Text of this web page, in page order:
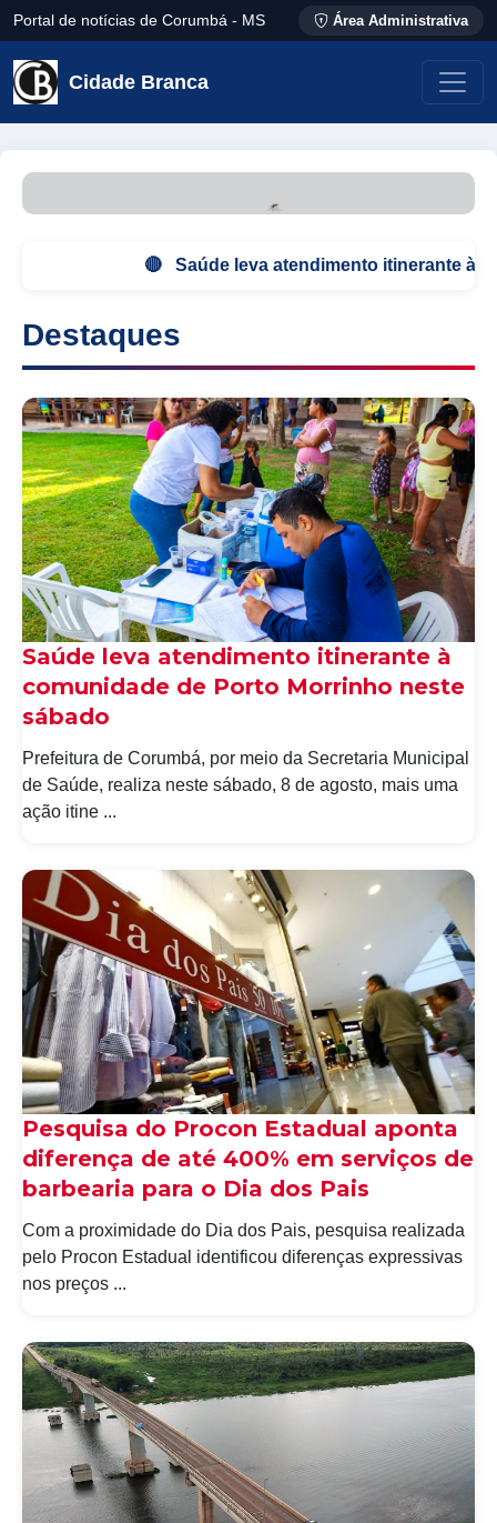
Portal de notícias de Corumbá - MS Área Administrativa
Cidade Branca
🔴 Saúde leva atendimento itinerante à
Destaques
Saúde leva atendimento itinerante à
comunidade de Porto Morrinho neste
sábado
Prefeitura de Corumbá, por meio da Secretaria Municipal
de Saúde, realiza neste sábado, 8 de agosto, mais uma
ação itine ...
Pesquisa do Procon Estadual aponta
diferença de até 400% em serviços de
barbearia para o Dia dos Pais
Com a proximidade do Dia dos Pais, pesquisa realizada
pelo Procon Estadual identificou diferenças expressivas
nos preços ...